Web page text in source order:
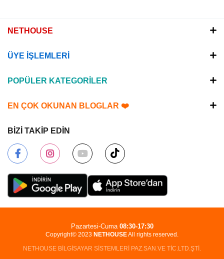
NETHOUSE
ÜYE İŞLEMLERİ
POPÜLER KATEGORİLER
EN ÇOK OKUNAN BLOGLAR ❤️
BİZİ TAKİP EDİN
Copyright© 2023 NETHOUSEAll rights reserved.
NETHOUSE BİLGİSAYAR SİSTEMLERİ PAZ.SAN.VE TİC.LTD.ŞTİ.
Pazartesi-Cuma 08:30-17:30